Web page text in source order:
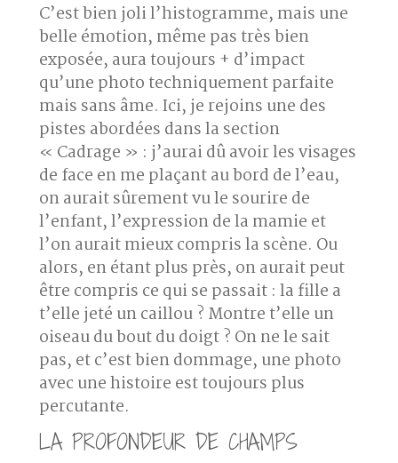
C’est bien joli l’histogramme, mais une
belle émotion, même pas très bien
exposée, aura toujours + d’impact
qu’une photo techniquement parfaite
mais sans âme. Ici, je rejoins une des
pistes abordées dans la section
« Cadrage » : j’aurai dû avoir lesvisages
de face en me plaçant au bord de l’eau,
on aurait sûrement vu le sourire de
l’enfant, l’expression de la mamie et
l’on aurait mieux compris la scène. Ou
alors, en étant plus près, on aurait peut
être compris ce qui se passait : la fille a
t’elle jeté un caillou ? Montre t’elle un
oiseau du bout du doigt ? On ne le sait
pas, et c’est bien dommage, une photo
avec une histoire est toujours plus
percutante.
LA PROFONDEUR DE CHAMPS